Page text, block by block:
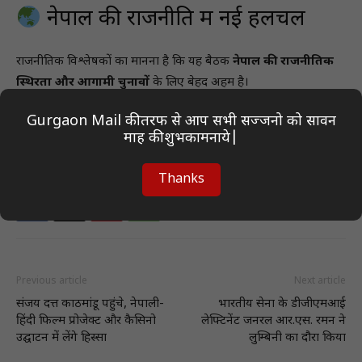
नेपाल की राजनीति में नई हलचल
राजनीतिक विश्लेषकों का मानना है कि यह बैठक नेपाल की राजनीतिक
स्थिरता और आगामी चुनावों के लिए बेहद अहम है।
Previous article
संजय दत्त काठमांडू पहुंचे, नेपाली-
हिंदी फिल्म प्रोजेक्ट और कैसिनो
उद्घाटन में लेंगे हिस्सा
Next article
भारतीय सेना के डीजीएमआई
लेफ्टिनेंट जनरल आर.एस. रमन ने
लुम्बिनी का दौरा किया
Gurgaon Mail की तरफ से आप सभी सज्जनो को सावन
माह की शुभकामनाये|
Thanks